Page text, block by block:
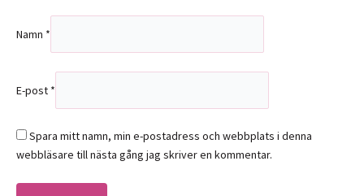
Namn *
E-post *
Spara mitt namn, min e-postadress och webbplats i denna
webbläsare till nästa gång jag skriver en kommentar.